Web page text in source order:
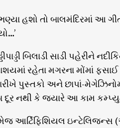
હશો તો બાલમંદિરમાં આ
બિલાડી સાડી પહેરીને
રહેતા મગરના મોંમાં
પુસ્તકો અને છાપાં-
દૂર નથી કે જ્યારે આ કામ
આર્ટિફિશિયલ